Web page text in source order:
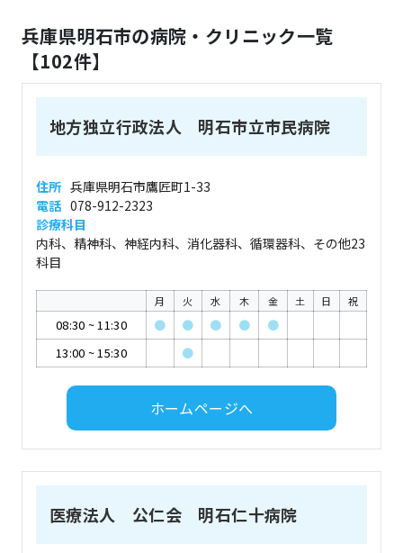
兵庫県明石市の病院・クリニック一覧
【102件】
地方独立行政法人 明石市立市民病院
住所 兵庫県明石市鷹匠町1-33
電話 078-912-2323
診療科目
内科、精神科、神経内科、消化器科、循環器科、その他23
科目
月 火 水 木 金 土 日 祝
08:30 ~11:30 ● ● ● ●
●
13:00 ~15:30 ●
ホームページへ
医療法人 公仁会 明石仁十病院